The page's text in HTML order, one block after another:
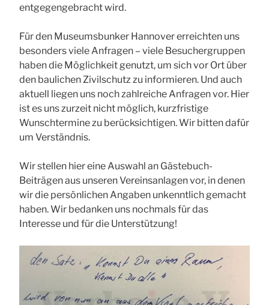
entgegengebracht wird.
Für den Museumsbunker Hannover erreichten uns
besonders viele Anfragen – viele Besuchergruppen
haben die Möglichkeit genutzt, um sich vor Ort über
den baulichen Zivilschutz zu informieren. Und auch
aktuell liegen uns noch zahlreiche Anfragen vor. Hier
ist es uns zurzeit nicht möglich, kurzfristige
Wunschtermine zu berücksichtigen. Wir bitten dafür
um Verständnis.
Wir stellen hier eine Auswahl an Gästebuch-
Beiträgen aus unseren Vereinsanlagen vor, in denen
wir die persönlichen Angaben unkenntlich gemacht
haben. Wir bedanken uns nochmals für das
Interesse und für die Unterstützung!